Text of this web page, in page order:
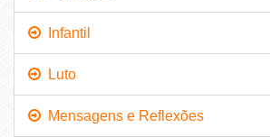
Infantil
Luto
Mensagens e Reflexões